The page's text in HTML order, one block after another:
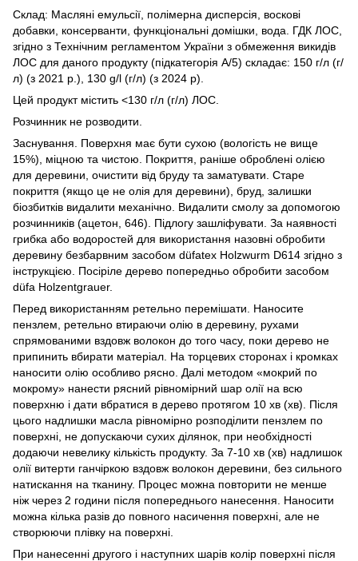
Склад: Масляні емульсії, полімерна дисперсія, воскові
добавки, консерванти, функціональні домішки, вода. ГДК ЛОС,
згідно з Технічним регламентом України з обмеження викидів
ЛОС для даного продукту (підкатегорія А/5) складає: 150 г/л (г/
л) (з 2021 р.), 130 g/l (г/л) (з 2024 р).
Цей продукт містить <130 г/л (г/л) ЛОС.
Розчинник не розводити.
Заснування. Поверхня має бути сухою (вологість не вище
15%), міцною та чистою. Покриття, раніше оброблені олією
для деревини, очистити від бруду та заматувати. Старе
покриття (якщо це не олія для деревини), бруд, залишки
біозбитків видалити механічно. Видалити смолу за допомогою
розчинників (ацетон, 646). Підлогу зашліфувати. За наявності
грибка або водоростей для використання назовні обробити
деревину безбарвним засобом düfatex Holzwurm D614 згідно з
інструкцією. Посіріле дерево попередньо обробити засобом
düfa Holzentgrauer.
Перед використанням ретельно перемішати. Наносите
пензлем, ретельно втираючи олію в деревину, рухами
спрямованими вздовж волокон до того часу, поки дерево не
припинить вбирати матеріал. На торцевих сторонах і кромках
наносити олію особливо рясно. Далі методом «мокрий по
мокрому» нанести рясний рівномірний шар олії на всю
поверхню і дати вбратися в дерево протягом 10 хв (хв). Після
цього надлишки масла рівномірно розподілити пензлем по
поверхні, не допускаючи сухих ділянок, при необхідності
додаючи невелику кількість продукту. За 7-10 хв (хв) надлишок
олії витерти ганчіркою вздовж волокон деревини, без сильного
натискання на тканину. Процес можна повторити не менше
ніж через 2 години після попереднього нанесення. Наносити
можна кілька разів до повного насичення поверхні, але не
створюючи плівку на поверхні.
При нанесенні другого і наступних шарів колір поверхні після